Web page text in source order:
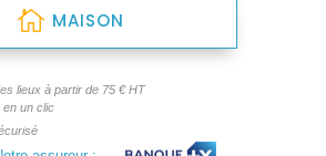
MAISON
lieux à partir de 75 € HT
en un clic